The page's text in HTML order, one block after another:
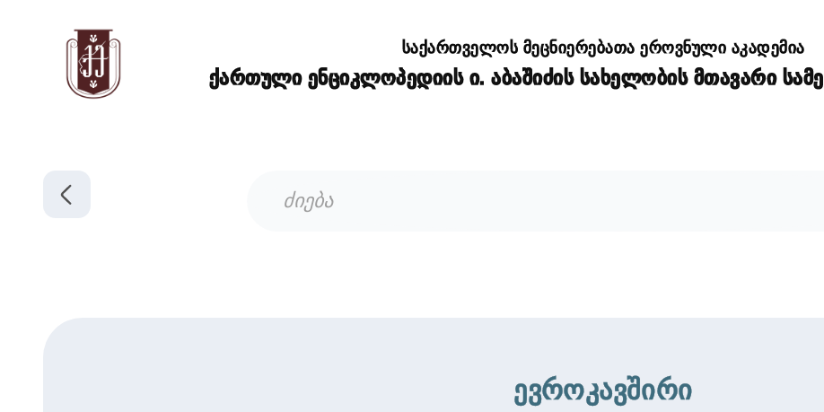
საქართველოს მეცნიერებათა ეროვნული აკადემია
ქართული ენციკლოპედიის ი. აბაშიძის სახელობის მთავარი
ევროკავშირი